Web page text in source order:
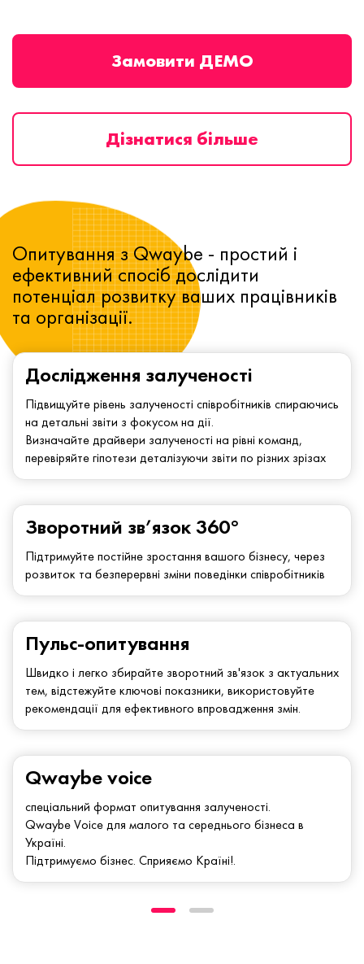
Замовити ДЕМО
Дізнатися більше
Дослідження залученості
Підвищуйте рівень залученості співробітників спираючись
на детальні звіти з фокусом на дії.
Визначайте драйвери залученості на рівні команд,
перевіряйте гіпотези деталізуючи звіти по різних зрізах
Зворотний зв’язок 360°
Підтримуйте постійне зростання вашого бізнесу, через
розвиток та безперервні зміни поведінки співробітників
Опитування з Qwaybe - простий і
ефективний спосіб дослідити
потенціал розвитку ваших працівників
та організації.
Qwaybe voice
спеціальний формат опитування залученості.
Qwaybe Voice для малого та середнього бізнеса в
Україні.
Підтримуємо бізнес. Сприяємо Країні!.
Пульс-опитування
Швидко і легко збирайте зворотний зв'язок з актуальних
тем, відстежуйте ключові показники, використовуйте
рекомендації для ефективного впровадження змін.